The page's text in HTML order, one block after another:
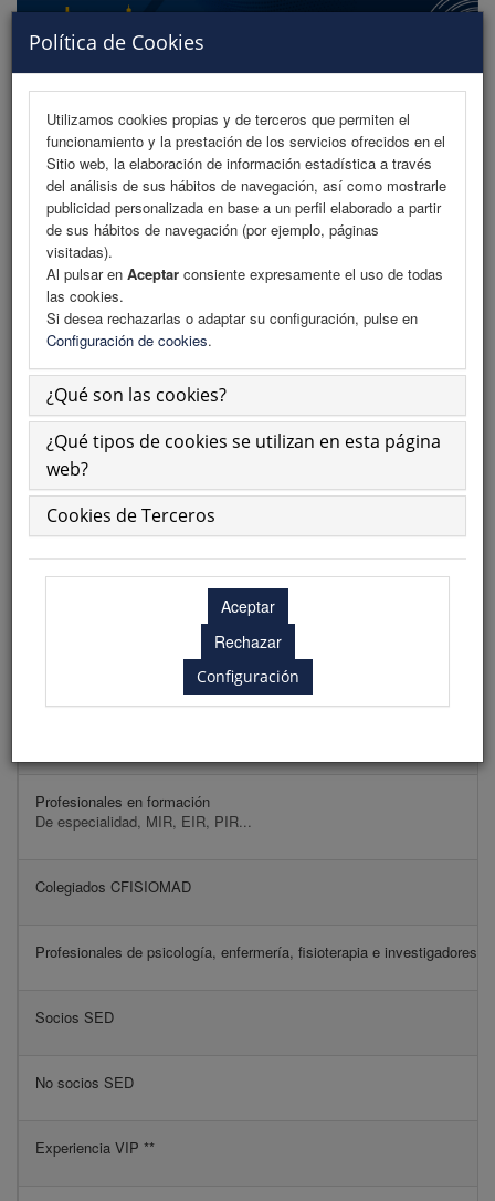
Política de Cookies
Utilizamos cookies propias y de terceros que permiten el
funcionamiento y la prestación de los servicios ofrecidos en el
Sitio web, la elaboración de información estadística a través
del análisis de sus hábitos de navegación, así como mostrarle
publicidad personalizada en base a un perfil elaborado a partir
de sus hábitos de navegación (por ejemplo, páginas
visitadas).
Al pulsar en Aceptar consiente expresamente el uso de todas
las cookies.
Si desea rechazarlas o adaptar su configuración, pulse en
Configuración de cookies.
¿Qué son las cookies?
¿Qué tipos de cookies se utilizan en esta página
web?
Cookies de Terceros
Configuración
MENU
Información de inscripción
Inscripción online
Para grupos de más de 10 asistentes
puedes consultar precios con descuento
en inscripciones@congresodolor.org
Informacion de inscripción
Las inscripciones se pueden realizar directamente desde la página web
cumplimentando el formulario de inscripción (online) o bien remitiendo el
boletín de inscripción (PDF) a la Secretaría Técnica junto con el
justificante del pago por transferencia o la autorización para el cobro por
Profesionales en formación
De especialidad, MIR, EIR, PIR...
Colegiados CFISIOMAD
Profesionales de psicología, enfermería, fisioterapia e investigadores
Socios SED
No socios SED
Experiencia VIP **